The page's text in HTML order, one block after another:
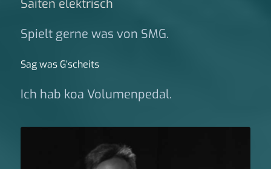
Saiten elektrisch
Spielt gerne was von SMG.
Sag was G‘scheits
Ich hab koa Volumenpedal.